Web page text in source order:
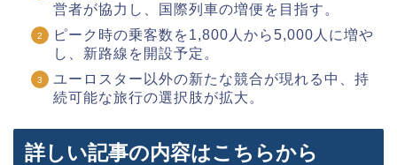
営者が協力し、国際列車の増便を目指す。
ピーク時の乗客数を1,800人から5,000人に増や
し、新路線を開設予定。
ユーロスター以外の新たな競合が現れる中、持
続可能な旅行の選択肢が拡大。
詳しい記事の内容はこちらから